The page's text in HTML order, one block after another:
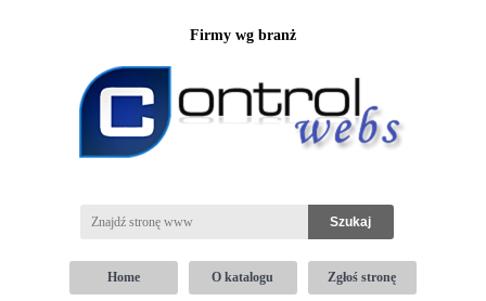
Firmy wg branż
Home O katalogu Zgłoś stronę